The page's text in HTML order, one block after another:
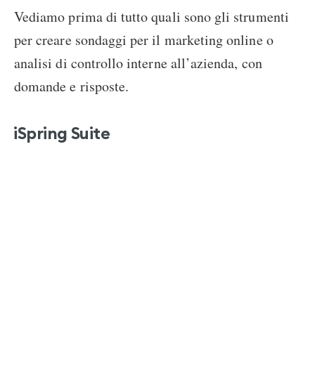
Vediamo prima di tutto quali sono gli strumenti
per creare sondaggi per il marketing online o
analisi di controllo interne all’azienda, con
domande e risposte.
iSpring Suite